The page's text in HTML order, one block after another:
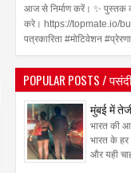
आज से निर्माण करें। ✨ पुस्तक
करे। https://topmate.io/
पत्रकारिता #मोटिवेशन
POPULAR POSTS /
मुंबई में
भारत की
भारत के
और यही